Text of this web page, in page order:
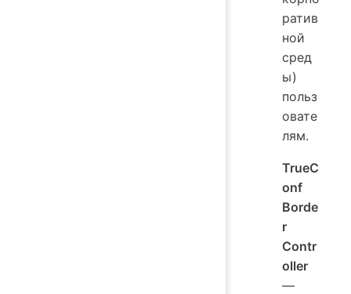
ратив
ной
сред
ы)
польз
овате
лям.
TrueC
onf
Borde
r
Contr
oller
—